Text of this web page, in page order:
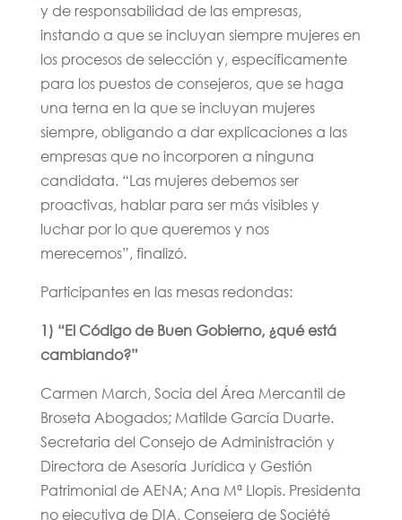
y de responsabilidad de las empresas,
instando a que se incluyan siempre mujeres en
los procesos de selección y, específicamente
para los puestos de consejeros, que se haga
una terna en la que se incluyan mujeres
siempre, obligando a dar explicaciones a las
empresas que no incorporen a ninguna
candidata. “Las mujeres debemos ser
proactivas, hablar para ser más visibles y
luchar por lo que queremos y nos
merecemos”, finalizó.
Participantes en las mesas redondas:
1) “El Código de Buen Gobierno, ¿qué está
cambiando?”
Carmen March, Socia del Área Mercantil de
Broseta Abogados; Matilde García Duarte.
Secretaria del Consejo de Administración y
Directora de Asesoría Jurídica y Gestión
Patrimonial de AENA; Ana Mª Llopis. Presidenta
no ejecutiva de DIA, Consejera de Société